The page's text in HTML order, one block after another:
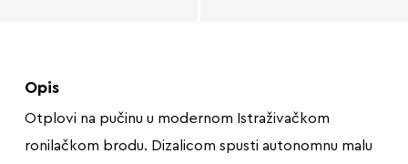
Opis
Otplovi na pučinu u modernom Istraživačkom
ronilačkom brodu. Dizalicom spusti autonomnu malu